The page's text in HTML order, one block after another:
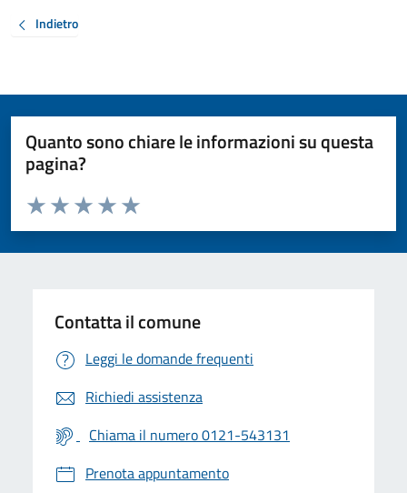
Indietro
Quanto sono chiare le informazioni su questa
pagina?
Valuta da 1 a 5 stelle la pagina
Valuta 5 stelle su 5
Valuta 4 stelle su 5
Valuta 3 stelle su 5
Valuta 2 stelle su 5
Valuta 1 stelle su 5
Contatta il comune
Leggi le domande frequenti
Richiedi assistenza
Chiama il numero 0121-543131
Prenota appuntamento